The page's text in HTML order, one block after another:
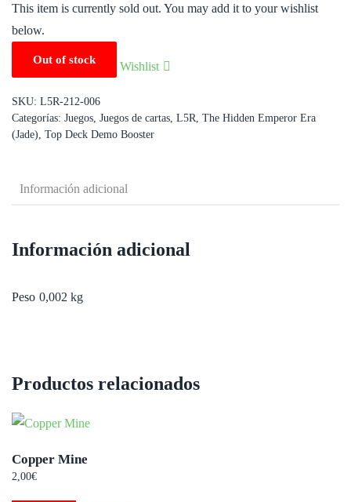
This item is currently sold out. You may add it to your wishlist
below.
Out of stock Wishlist
SKU: L5R-212-006
Categorías: Juegos, Juegos de cartas, L5R, The Hidden Emperor Era
(Jade), Top Deck Demo Booster
Información adicional
Información adicional
Peso 0,002 kg
Productos relacionados
Copper Mine
2,00€